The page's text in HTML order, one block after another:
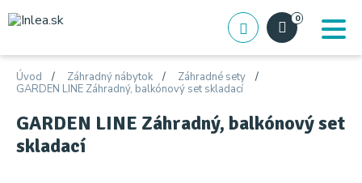
0
Úvod Záhradný nábytok
Záhradné sety
GARDEN LINE Záhradný, balkónový set skladací
GARDEN LINE Záhradný, balkónový set
skladací